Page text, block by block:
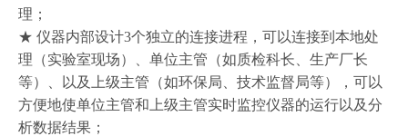
理；
★ 仪器内部设计3个独立的连接进程，可以连接到本地处
理（实验室现场）、单位主管（如质检科长、生产厂长
等）、以及上级主管（如环保局、技术监督局等），可以
方便地使单位主管和上级主管实时监控仪器的运行以及分
析数据结果；